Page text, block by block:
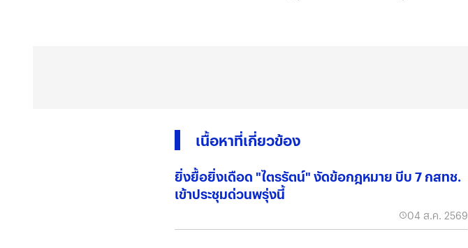
เนื้อหาที่เกี่ยวข้อง
ยิ่งยื้อยิ่งเดือด "ไตรรัตน์" งัดข้อกฎหมาย บีบ 7 กสทช.
เข้าประชุมด่วนพรุ่งนี้
04 ส.ค. 2569